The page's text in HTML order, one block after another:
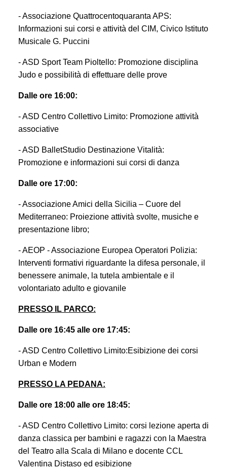
- Associazione Quattrocentoquaranta APS:
Informazioni sui corsi e attività del CIM, Civico Istituto
Musicale G. Puccini
- ASD Sport Team Pioltello: Promozione disciplina
Judo e possibilità di effettuare delle prove
Dalle ore 16:00:
-ASD Centro Collettivo Limito: Promozione attività
associative
- ASD BalletStudio Destinazione Vitalità:
Promozione e informazioni sui corsi di danza
Dalle ore 17:00:
- Associazione Amici della Sicilia – Cuore del
Mediterraneo: Proiezione attività svolte, musiche e
presentazione libro;
- AEOP - Associazione Europea Operatori Polizia:
Interventi formativi riguardante la difesa personale, il
benessere animale, la tutela ambientale e il
volontariato adulto e giovanile
PRESSO IL PARCO:
Dalle ore 16:45 alle ore 17:45:
- ASD Centro Collettivo Limito:Esibizione dei corsi
Urban e Modern
PRESSO LA PEDANA:
Dalle ore 18:00 alle ore 18:45:
- ASD Centro Collettivo Limito: corsi lezione aperta di
danza classica per bambini e ragazzi con la Maestra
del Teatro alla Scala di Milano e docente CCL
Valentina Distaso ed esibizione